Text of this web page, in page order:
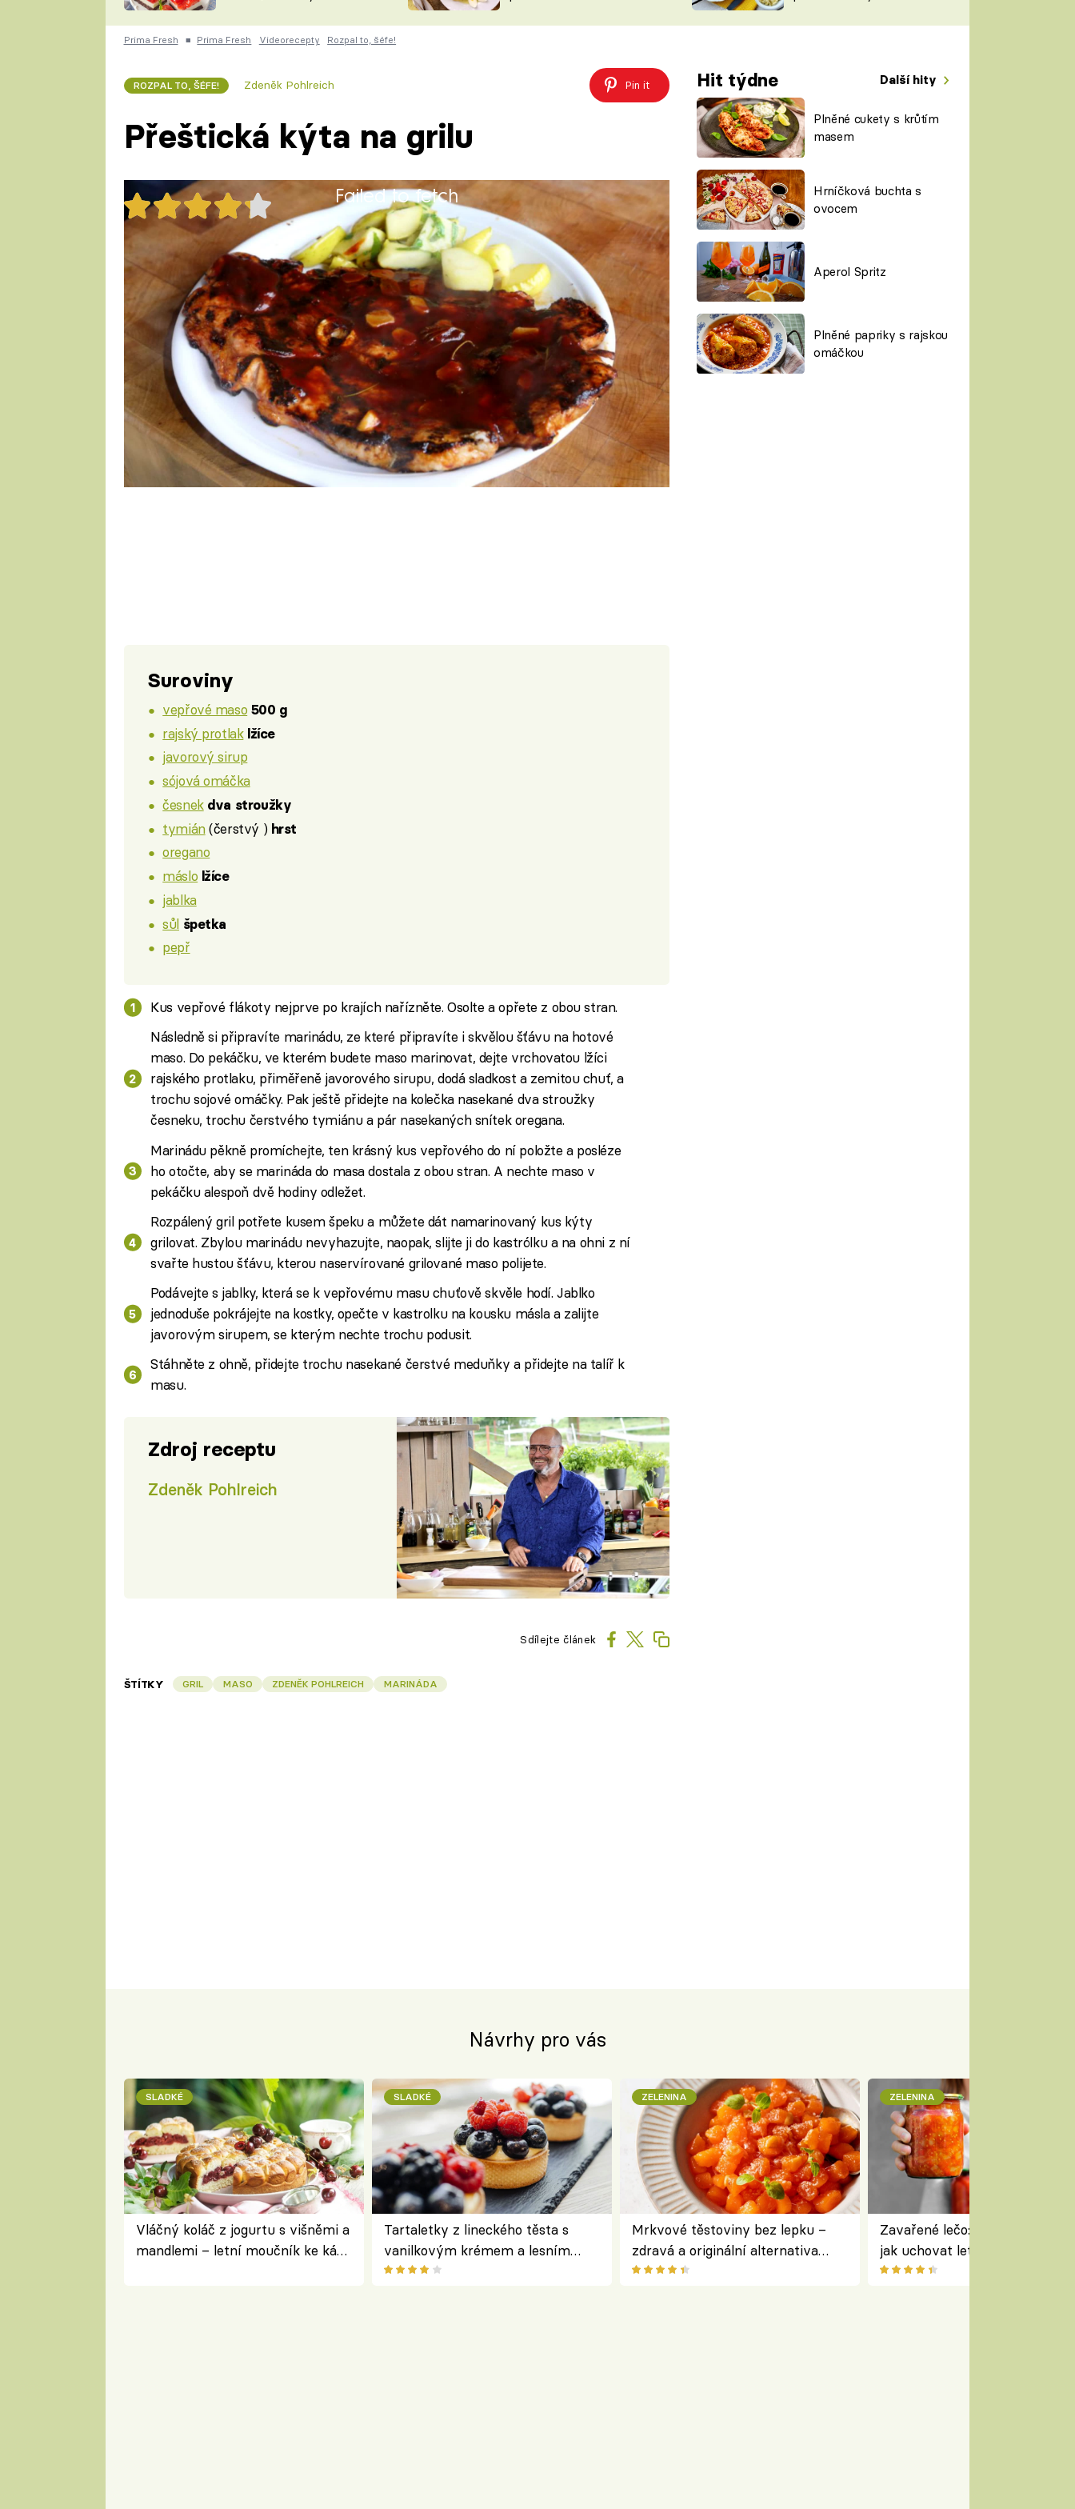
ČESKO NA TALÍŘI
KUCHAŘKA
VYCHYTÁVKY
ŠÉFREDAKTORKY
ČASOPIS
Prima Fresh ■ Prima Fresh Videorecepty Rozpal to, šéfe!
ROZPAL TO, ŠÉFE! Zdeněk Pohlreich Pin it Hit týdne Další hity
Plněné cukety s krůtím
masem
Hrníčková buchta s
ovocem
Aperol Spritz
Plněné papriky s rajskou
omáčkou
Přeštická kýta na grilu
Failed to fetch
Jablka jsou k masu delikátní pochoutkou. Vyzkoušejte recept podle
Zdeňka Pohlreicha.
2 porce 90 minut
Suroviny
vepřové maso 500 g
rajský protlak lžíce
javorový sirup
sójová omáčka
česnek dva stroužky
tymián(čerstvý ) hrst
oregano
máslo lžíce
jablka
sůl špetka
pepř
Kus vepřové flákoty nejprve po krajích nařízněte. Osolte a opřete z obou stran.
Následně si připravíte marinádu, ze které připravíte i skvělou šťávu na hotové
maso. Do pekáčku, ve kterém budete maso marinovat, dejte vrchovatou lžíci
rajského protlaku, přiměřeně javorového sirupu, dodá sladkost a zemitou chuť, a
trochu sojové omáčky. Pak ještě přidejte na kolečka nasekané dva stroužky
česneku, trochu čerstvého tymiánu a pár nasekaných snítek oregana.
Marinádu pěkně promíchejte, ten krásný kus vepřového do ní položte a posléze
ho otočte, aby se marináda do masa dostala z obou stran. A nechte maso v
pekáčku alespoň dvě hodiny odležet.
Rozpálený gril potřete kusem špeku a můžete dát namarinovaný kus kýty
grilovat. Zbylou marinádu nevyhazujte, naopak, slijte ji do kastrólku a na ohni z ní
svařte hustou šťávu, kterou naservírované grilované maso polijete.
Podávejte s jablky, která se k vepřovému masu chuťově skvěle hodí. Jablko
jednoduše pokrájejte na kostky, opečte v kastrolku na kousku másla a zalijte
javorovým sirupem, se kterým nechte trochu podusit.
Stáhněte z ohně, přidejte trochu nasekané čerstvé meduňky a přidejte na talíř k
masu.
Zdroj receptu
Zdeněk Pohlreich
Sdílejte článek
ŠTÍTKY GRIL MASO ZDENĚK POHLREICH MARINÁDA
Návrhy pro vás
SLADKÉ
Vláčný koláč z jogurtu s višněmi a
mandlemi – letní moučník ke kávě
SLADKÉ
Tartaletky z lineckého těsta s
vanilkovým krémem a lesním
ovocem podle Bread Society
ZELENINA
Mrkvové těstoviny bez lepku –
zdravá a originální alternativa
klasiky
ZELENINA
Zavařené lečo: jednoduchý
jak uchovat letní zeleninu na